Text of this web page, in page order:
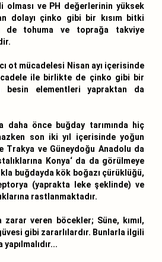
olması ve PH değerlerinin yüksek
dolayı çinko gibi bir kısım bitki
de tohuma ve toprağa takviye
ot mücadelesi Nisan ayı içerisinde
ile birlikte de çinko gibi bir
besin elementleri yapraktan da
daha önce buğday tarımında hiç
son iki yıl içerisinde yoğun
Trakya ve Güneydoğu Anadolu da
Konya‘ da da görülmeye
buğdayda kök boğazı çürüklüğü,
(yaprakta leke şeklinde) ve
rastlanmaktadır.
veren böcekler; Süne, kımıl,
gibi zararlılardır. Bunlarla ilgili